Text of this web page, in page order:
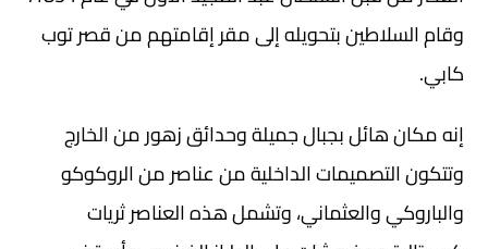
وقام السلاطين بتحويله إلى مقر إقامتهم من قصر توب
كابي.
إنه مكان هائل بجبال جميلة وحدائق زهور من الخارج
وتتكون التصميمات الداخلية من عناصر من الروكوكو
والباروكي والعثماني، وتشمل هذه العناصر ثريات